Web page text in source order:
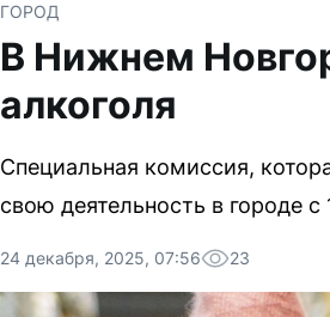
ГОРОД
В Нижнем
алкоголя
Специальная комиссия,
свою деятельность в городе с
24 декабря, 2025, 07:56 23